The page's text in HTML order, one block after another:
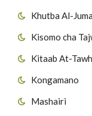
Khutba Al-Juma
Kisomo cha
Kitaab At-
Kongamano
Mashairi